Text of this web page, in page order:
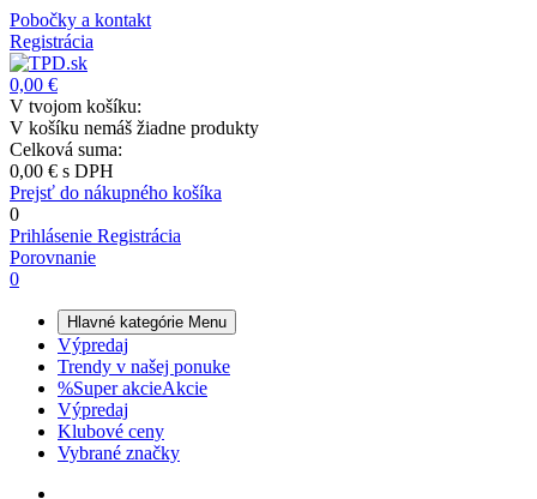
Pobočky a kontakt
Registrácia
0,00 €
V tvojom košíku:
V košíku nemáš žiadne produkty
Celková suma:
0,00 € s DPH
Prejsť do nákupného košíka
0
Prihlásenie Registrácia
Porovnanie
0
Hlavné kategórie Menu
Výpredaj
Trendy v našej ponuke
%Super akcieAkcie
Výpredaj
Klubové ceny
Vybrané značky